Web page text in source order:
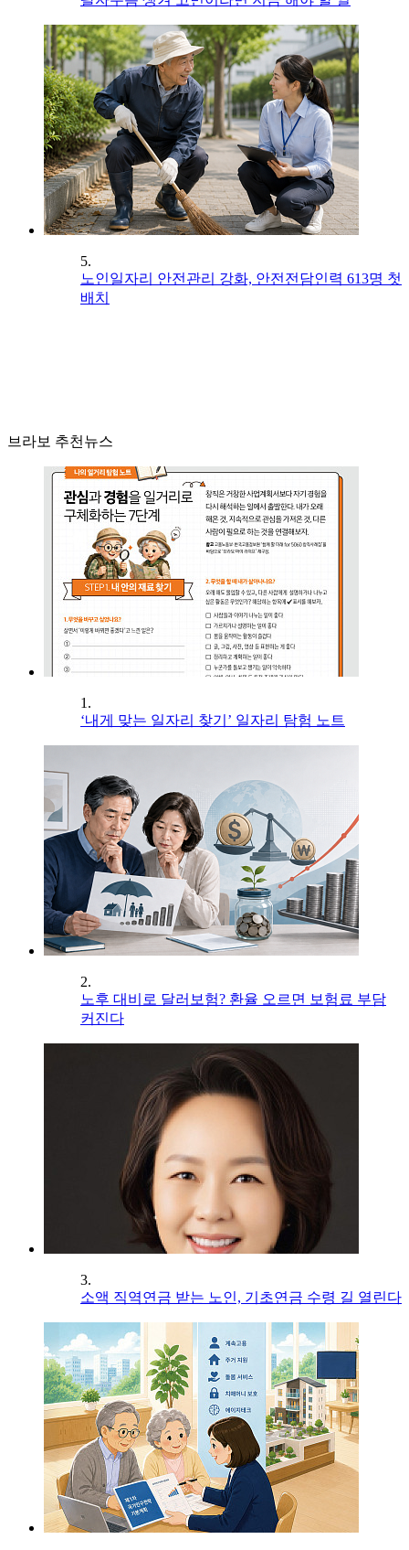
5.
노인일자리 안전관리 강화, 안전전담인력 613명 첫
배치
브라보 추천뉴스
1.
‘내게 맞는 일자리 찾기’ 일자리 탐험 노트
2.
노후 대비로 달러보험? 환율 오르면 보험료 부담
커진다
3.
소액 직역연금 받는 노인, 기초연금 수령 길 열린다